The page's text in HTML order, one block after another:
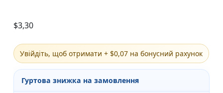
$3,30
Увійдіть, щоб отримати + $0,07 на бонусний рахунок
Гуртова знижка на замовлення